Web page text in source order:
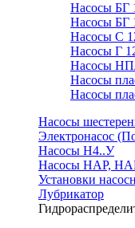
Насосы БГ
Насосы БГ
Насосы С
Насосы Г
Насосы
Насосы
Насосы
Насосы
Электронасос
Насосы Н4..У
Насосы НАР,
Установки
Лубрикатор